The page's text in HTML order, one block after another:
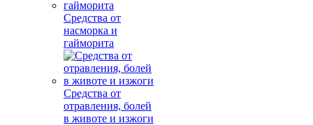
Средства от
насморка и
гайморита
Средства от
отравления, болей
в животе и изжоги